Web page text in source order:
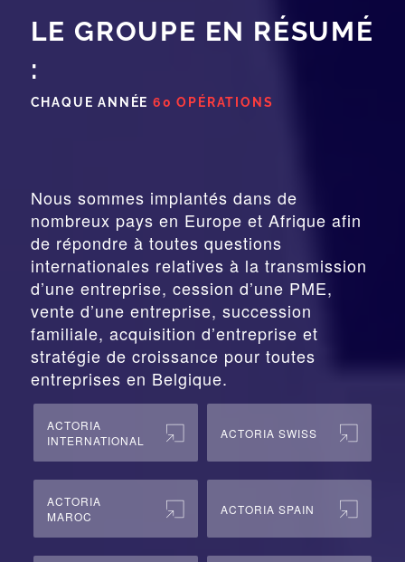
LE GROUPE EN RÉSUMÉ
:
CHAQUE ANNÉE 60 OPÉRATIONS
Nous sommes implantés dans de
nombreux pays en Europe et Afrique afin
de répondre à toutes questions
internationales relatives à la transmission
d’une entreprise, cession d’une PME,
vente d’une entreprise, succession
familiale, acquisition d’entreprise et
stratégie de croissance pour toutes
entreprises en Belgique.
ACTORIA
INTERNATIONAL
ACTORIA SWISS
ACTORIA
MAROC
ACTORIA SPAIN